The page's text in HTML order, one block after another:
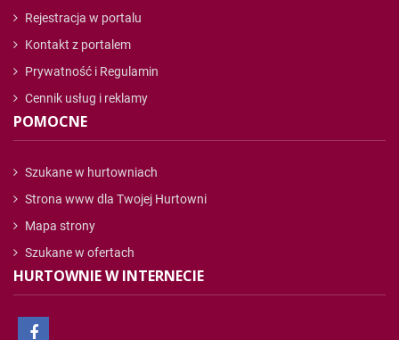
Rejestracja w portalu
Kontakt z portalem
Prywatność i Regulamin
Cennik usług i reklamy
POMOCNE
Szukane w hurtowniach
Strona www dla Twojej Hurtowni
Mapa strony
Szukane w ofertach
HURTOWNIE W INTERNECIE